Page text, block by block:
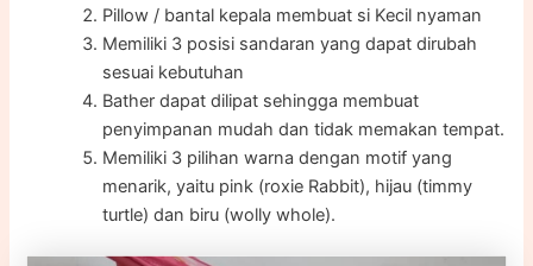
Pillow / bantal kepala membuat si Kecil nyaman
Memiliki 3 posisi sandaran yang dapat dirubah
sesuai kebutuhan
Bather dapat dilipat sehingga membuat
penyimpanan mudah dan tidak memakan tempat.
Memiliki 3 pilihan warna dengan motif yang
menarik, yaitu pink (roxie Rabbit), hijau (timmy
turtle) dan biru (wolly whole).